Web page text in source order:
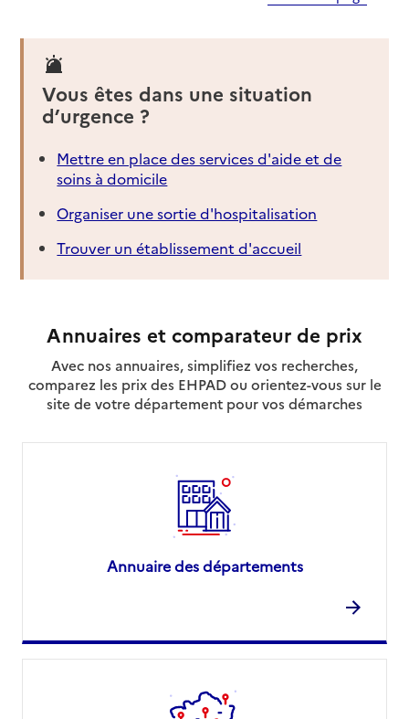
Vous êtes dans une situation
d’urgence ?
Mettre en place des services d'aide et de
soins à domicile
Organiser une sortie d'hospitalisation
Trouver un établissement d'accueil
Annuaires et comparateur de prix
Avec nos annuaires, simplifiez vos recherches,
comparez les prix des EHPAD ou orientez-vous sur le
site de votre département pour vos démarches
Annuaire des départements